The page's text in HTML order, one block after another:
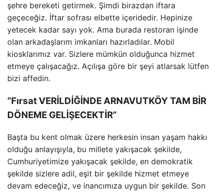
şehre bereketi getirmek. Şimdi birazdan iftara
geçeceğiz. İftar sofrası elbette içeridedir. Hepinize
yetecek kadar sayı yok. Ama burada restoran işinde
olan arkadaşlarım imkanları hazırladılar. Mobil
kiosklarımız var. Sizlere mümkün olduğunca hizmet
etmeye çalışacağız. Açılışa göre bir şeyi atlarsak lütfen
bizi affedin.
“Fırsat VERİLDİĞİNDE ARNAVUTKÖY TAM BİR
DÖNEME GELİŞECEKTİR”
Başta bu kent olmak üzere herkesin insan yaşam hakkı
olduğu anlayışıyla, bu millete yakışacak şekilde,
Cumhuriyetimize yakışacak şekilde, en demokratik
şekilde sizlere adil, eşit bir şekilde hizmet etmeye
devam edeceğiz, ve inancımıza uygun bir şekilde. Son